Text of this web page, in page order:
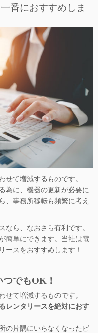
番におすすめしま
せて増減するものです。
為に、機器の更新が必要に
、事務所移転も頻繁に考え
なら、なおさら有利です。
簡単にできます。当社は電
ースをおすすめします！
でもOK！
せて増減するものです。
レンタリースを絶対におす
の片隅にいらなくなったビ